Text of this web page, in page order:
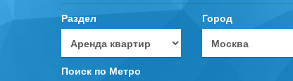
Раздел Город
Поиск по Метро